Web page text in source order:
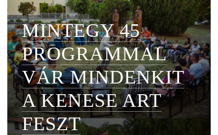
MINTEGY 45
PROGRAMMAL
VÁR MINDENKIT
A KENESE ART
FESZT